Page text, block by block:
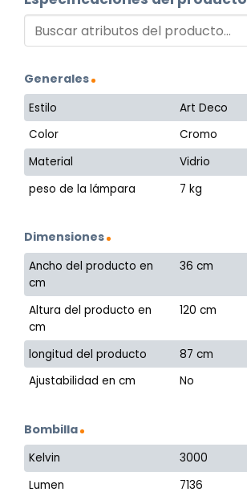
Generales
Estilo
Art Deco
Color
Cromo
Material
Vidrio
peso de la lámpara
7 kg
Dimensiones
Ancho del producto en
cm
36 cm
Altura del producto en
cm
120 cm
longitud del producto
87 cm
Ajustabilidad en cm
No
Bombilla
Kelvin
3000
Lumen
7136